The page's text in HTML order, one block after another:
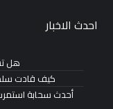
احدث الاخبار
هل
كيف قادت
أحدث سحابة